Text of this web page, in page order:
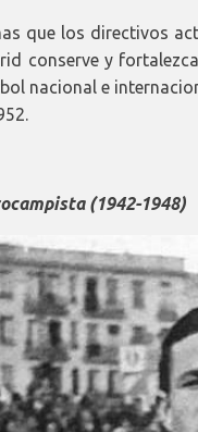
que los directivos
conserve y
nacional e
(1942-1948)